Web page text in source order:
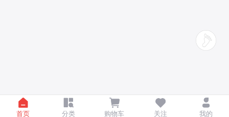
首页 分类 购物车 关注 我的